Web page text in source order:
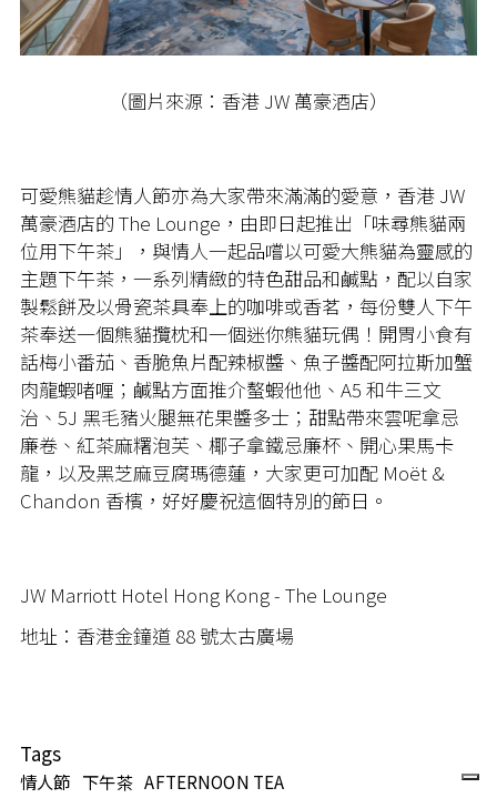
（圖片來源：香港 JW 萬豪酒店）
可愛熊貓趁情人節亦為大家帶來滿滿的愛意，香港 JW
萬豪酒店的 The Lounge，由即日起推出「味尋熊貓兩
位用下午茶」，與情人一起品嚐以可愛大熊貓為靈感的
主題下午茶，一系列精緻的特色甜品和鹹點，配以自家
製鬆餅及以骨瓷茶具奉上的咖啡或香茗，每份雙人下午
茶奉送一個熊貓攬枕和一個迷你熊貓玩偶！開胃小食有
話梅小番茄、香脆魚片配辣椒醬、魚子醬配阿拉斯加蟹
肉龍蝦啫喱；鹹點方面推介螯蝦他他、A5 和牛三文
治、5J 黑毛豬火腿無花果醬多士；甜點帶來雲呢拿忌
廉卷、紅茶麻糬泡芙、椰子拿鐵忌廉杯、開心果馬卡
龍，以及黑芝麻豆腐瑪德蓮，大家更可加配 Moët &
Chandon 香檳，好好慶祝這個特別的節日。
JW Marriott Hotel Hong Kong - The Lounge
地址：香港金鐘道 88 號太古廣場
Tags
情人節 下午茶 AFTERNOON TEA